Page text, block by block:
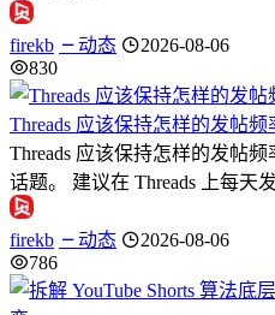
firekb 动态
2026-08-06
830
Threads 应该保持怎样的发帖频
Threads 应该保持怎样的发帖
话题。 建议在 Threads 上每天
firekb 动态
2026-08-06
786